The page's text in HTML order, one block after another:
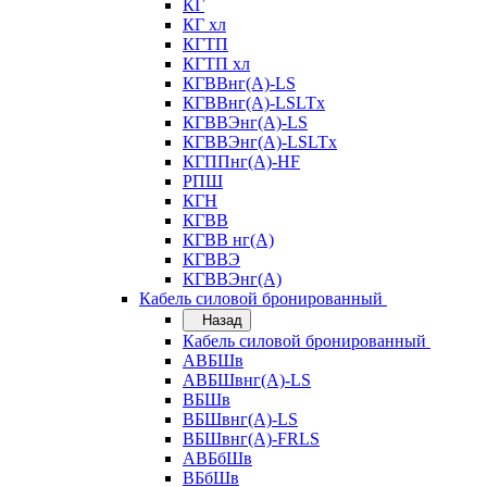
КГ
КГ хл
КГТП
КГТП хл
КГВВнг(А)-LS
КГВВнг(А)-LSLTx
КГВВЭнг(А)-LS
КГВВЭнг(А)-LSLTx
КГППнг(А)-HF
РПШ
КГН
КГВВ
КГВВ нг(А)
КГВВЭ
КГВВЭнг(А)
Кабель силовой бронированный
Назад
Кабель силовой бронированный
АВБШв
АВБШвнг(А)-LS
ВБШв
ВБШвнг(А)-LS
ВБШвнг(А)-FRLS
АВБбШв
ВБбШв